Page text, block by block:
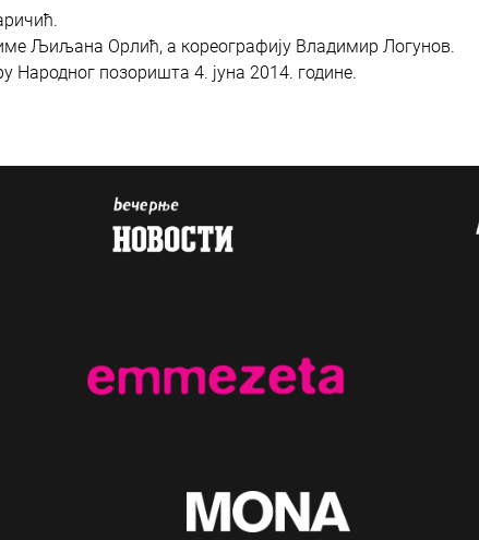
Љиљана Орлић, а кореографију Владимир Логунов.
Народног позоришта 4. јуна 2014. године.